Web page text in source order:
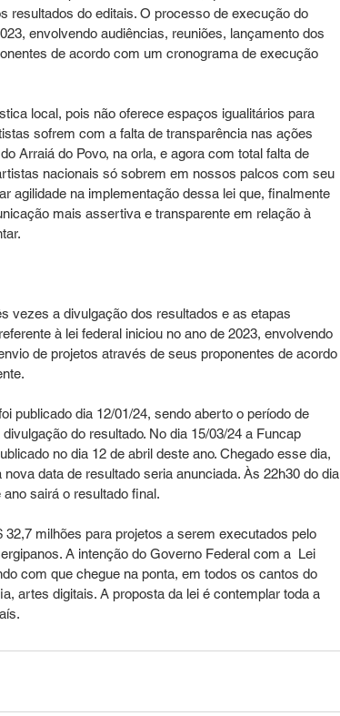
resultados do editais. O processo de execução do
envolvendo audiências, reuniões, lançamento dos
de acordo com um cronograma de execução
local, pois não oferece espaços igualitários para
sofrem com a falta de transparência nas ações
Arraiá do Povo, na orla, e agora com total falta de
nacionais só sobrem em nossos palcos com seu
agilidade na implementação dessa lei que, finalmente
mais assertiva e transparente em relação à
vezes a divulgação dos resultados e as etapas
à lei federal iniciou no ano de 2023, envolvendo
de projetos através de seus proponentes de acordo
publicado dia 12/01/24, sendo aberto o período de
do resultado. No dia 15/03/24 a Funcap
no dia 12 de abril deste ano. Chegado esse dia,
data de resultado seria anunciada. Às 22h30 do dia
sairá o resultado final.
milhões para projetos a serem executados pelo
A intenção do Governo Federal com a  Lei
com que chegue na ponta, em todos os cantos do
artes digitais. A proposta da lei é contemplar toda a